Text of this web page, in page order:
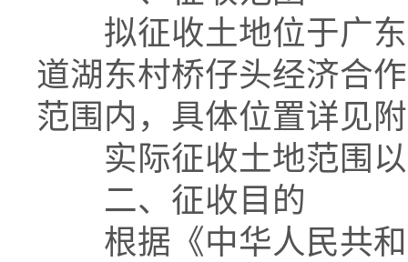
拟征收土地位于广东
道湖东村桥仔头经济合
范围内，具体位置详见
实际征收土地范围以
二、征收目的
根据《中华人民共和